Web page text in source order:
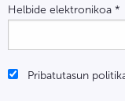
Helbide elektronikoa *
Pribatutasun